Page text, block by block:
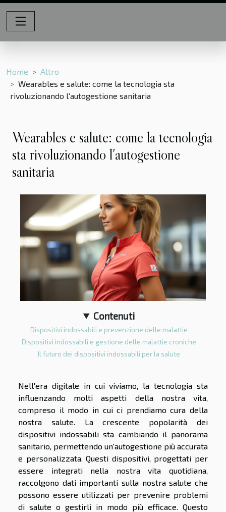
Home
Altro
Wearables e salute: come la tecnologia sta
rivoluzionando l'autogestione sanitaria
Wearables e salute: come la tecnologia
sta rivoluzionando l'autogestione
sanitaria
Contenuti
Dispositivi indossabili e prevenzione delle malattie
Dispositivi indossabili e gestione delle malattie croniche
Il futuro dei dispositivi indossabili per la salute
Nell'era digitale in cui viviamo, la tecnologia sta
influenzando molti aspetti della nostra vita,
compreso il modo in cui ci prendiamo cura della
nostra salute. La crescente popolarità dei
dispositivi indossabili sta cambiando il panorama
sanitario, permettendo un'autogestione più accurata
e personalizzata. Questi dispositivi, progettati per
essere integrati nella nostra vita quotidiana,
raccolgono dati importanti sulla nostra salute che
possono essere utilizzati per prevenire problemi
di salute o gestirli in modo più efficace. Questo